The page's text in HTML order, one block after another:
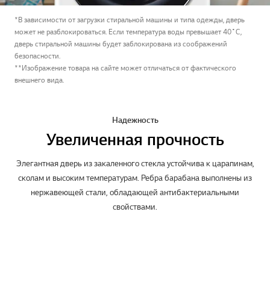
*В зависимости от загрузки стиральной машины и типа одежды, дверь
может не разблокироваться. Если температура воды превышает 40˚С,
дверь стиральной машины будет заблокирована из соображений
безопасности.
**Изображение товара на сайте может отличаться от фактического
внешнего вида.
Надежность
Увеличенная прочность
Элегантная дверь из закаленного стекла устойчива к царапинам,
сколам и высоким температурам. Ребра барабана выполнены из
нержавеющей стали, обладающей антибактериальными
свойствами.